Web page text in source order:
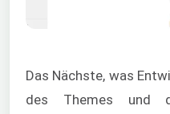
Das Nächste, was
des Themes und